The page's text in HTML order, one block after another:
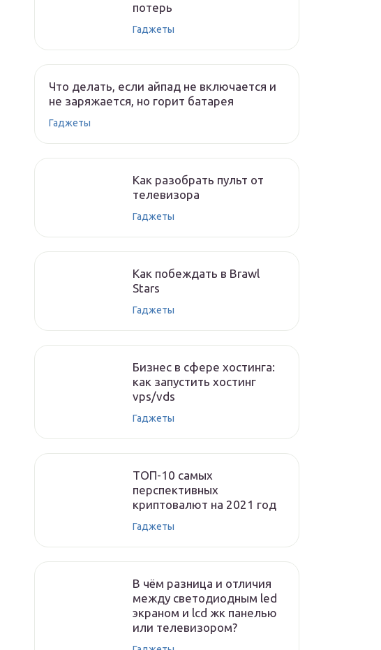
потерь
Гаджеты
Что делать, если айпад не включается и
не заряжается, но горит батарея
Гаджеты
Как разобрать пульт от
телевизора
Гаджеты
Как побеждать в Brawl
Stars
Гаджеты
Бизнес в сфере хостинга:
как запустить хостинг
vps/vds
Гаджеты
ТОП-10 самых
перспективных
криптовалют на 2021 год
Гаджеты
В чём разница и отличия
между светодиодным led
экраном и lcd жк панелью
или телевизором?